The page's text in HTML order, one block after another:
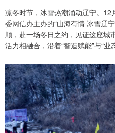
凛冬时节，冰雪热潮涌动辽宁。
委网信办主办的“山海有情 冰雪辽
顺，赴一场冬日之约，见证这座城
活力相融合，沿着“智造赋能”与“业